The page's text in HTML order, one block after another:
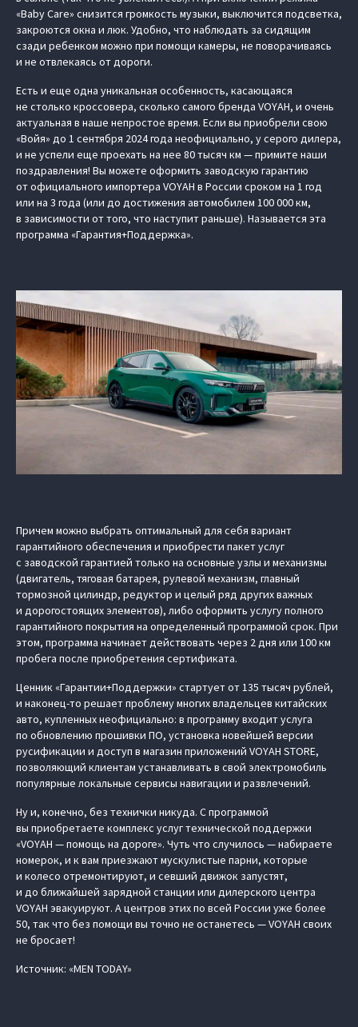
«Baby Care» снизится громкость музыки, выключится подсветка,
закроются окна и люк. Удобно, что наблюдать за сидящим
сзади ребенком можно при помощи камеры, не поворачиваясь
и не отвлекаясь от дороги.
Есть и еще одна уникальная особенность, касающаяся
не столько кроссовера, сколько самого бренда VOYAH, и очень
актуальная в наше непростое время. Если вы приобрели свою
«Войя» до 1 сентября 2024 года неофициально, у серого дилера,
и не успели еще проехать на нее 80 тысяч км — примите наши
поздравления! Вы можете оформить заводскую гарантию
от официального импортера VOYAH в России сроком на 1 год
или на 3 года (или до достижения автомобилем 100 000 км,
в зависимости от того, что наступит раньше). Называется эта
программа «Гарантия+Поддержка».
Причем можно выбрать оптимальный для себя вариант
гарантийного обеспечения и приобрести пакет услуг
с заводской гарантией только на основные узлы и механизмы
(двигатель, тяговая батарея, рулевой механизм, главный
тормозной цилиндр, редуктор и целый ряд других важных
и дорогостоящих элементов), либо оформить услугу полного
гарантийного покрытия на определенный программой срок. При
этом, программа начинает действовать через 2 дня или 100 км
пробега после приобретения сертификата.
Ценник «Гарантии+Поддержки» стартует от 135 тысяч рублей,
и наконец-то решает проблему многих владельцев китайских
авто, купленных неофициально: в программу входит услуга
по обновлению прошивки ПО, установка новейшей версии
русификации и доступ в магазин приложений VOYAH STORE,
позволяющий клиентам устанавливать в свой электромобиль
популярные локальные сервисы навигации и развлечений.
Ну и, конечно, без технички никуда. С программой
вы приобретаете комплекс услуг технической поддержки
«VOYAH — помощь на дороге». Чуть что случилось — набираете
номерок, и к вам приезжают мускулистые парни, которые
и колесо отремонтируют, и севший движок запустят,
и до ближайшей зарядной станции или дилерского центра
VOYAH эвакуируют. А центров этих по всей России уже более
50, так что без помощи вы точно не останетесь — VOYAH своих
не бросает!
Источник: «MEN TODAY»